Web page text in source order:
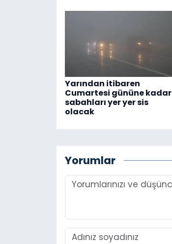
Yarından itibaren
Cumartesi gününe kadar
sabahları yer yer sis
olacak
Yorumlar